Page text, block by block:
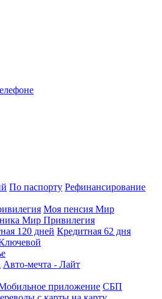
По паспорту Рефинансирование
Моя пенсия Мир
Мир Привилегия
120 дней Кредитная 62 дня
Авто-мечта - Лайт
приложение СБП